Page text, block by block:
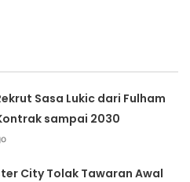
Sasa Lukic dari Fulham
sampai 2030
City Tolak Tawaran Awal